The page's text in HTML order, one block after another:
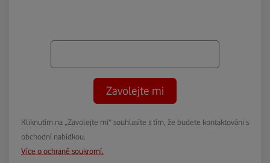
Zavolejte mi
Kliknutím na „Zavolejte mi“ souhlasíte s tím, že budete kontaktováni s
obchodní nabídkou.
Více o ochraně soukromí.